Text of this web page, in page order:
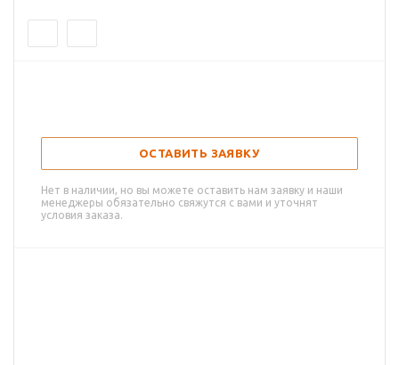
ОСТАВИТЬ ЗАЯВКУ
Нет в наличии, но вы можете оставить нам заявку и наши
менеджеры обязательно свяжутся с вами и уточнят
условия заказа.